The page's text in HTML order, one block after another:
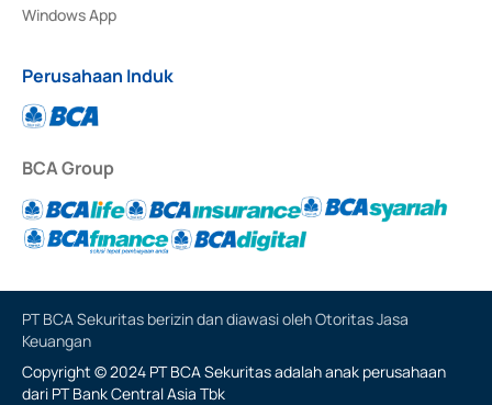
Windows App
Perusahaan Induk
BCA Group
PT BCA Sekuritas berizin dan diawasi oleh Otoritas Jasa
Keuangan
Copyright © 2024 PT BCA Sekuritas adalah anak perusahaan
dari PT Bank Central Asia Tbk